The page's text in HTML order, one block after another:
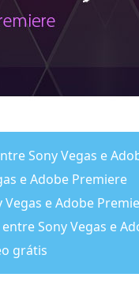
Sony Vegas e
e Adobe Premiere
e Adobe
Sony Vegas e
grátis